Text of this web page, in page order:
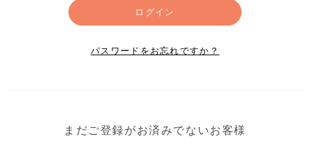
ログイン
パスワードをお忘れですか？
まだご登録がお済みでないお客様